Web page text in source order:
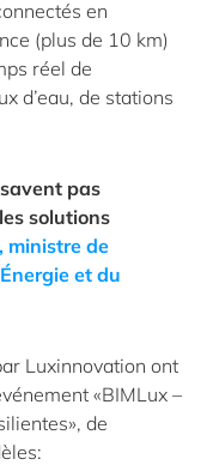
en
(plus de 10 km)
réel de
d’eau, de stations
pas
solutions
ministre de
et du
Luxinnovation ont
«BIMLux –
de